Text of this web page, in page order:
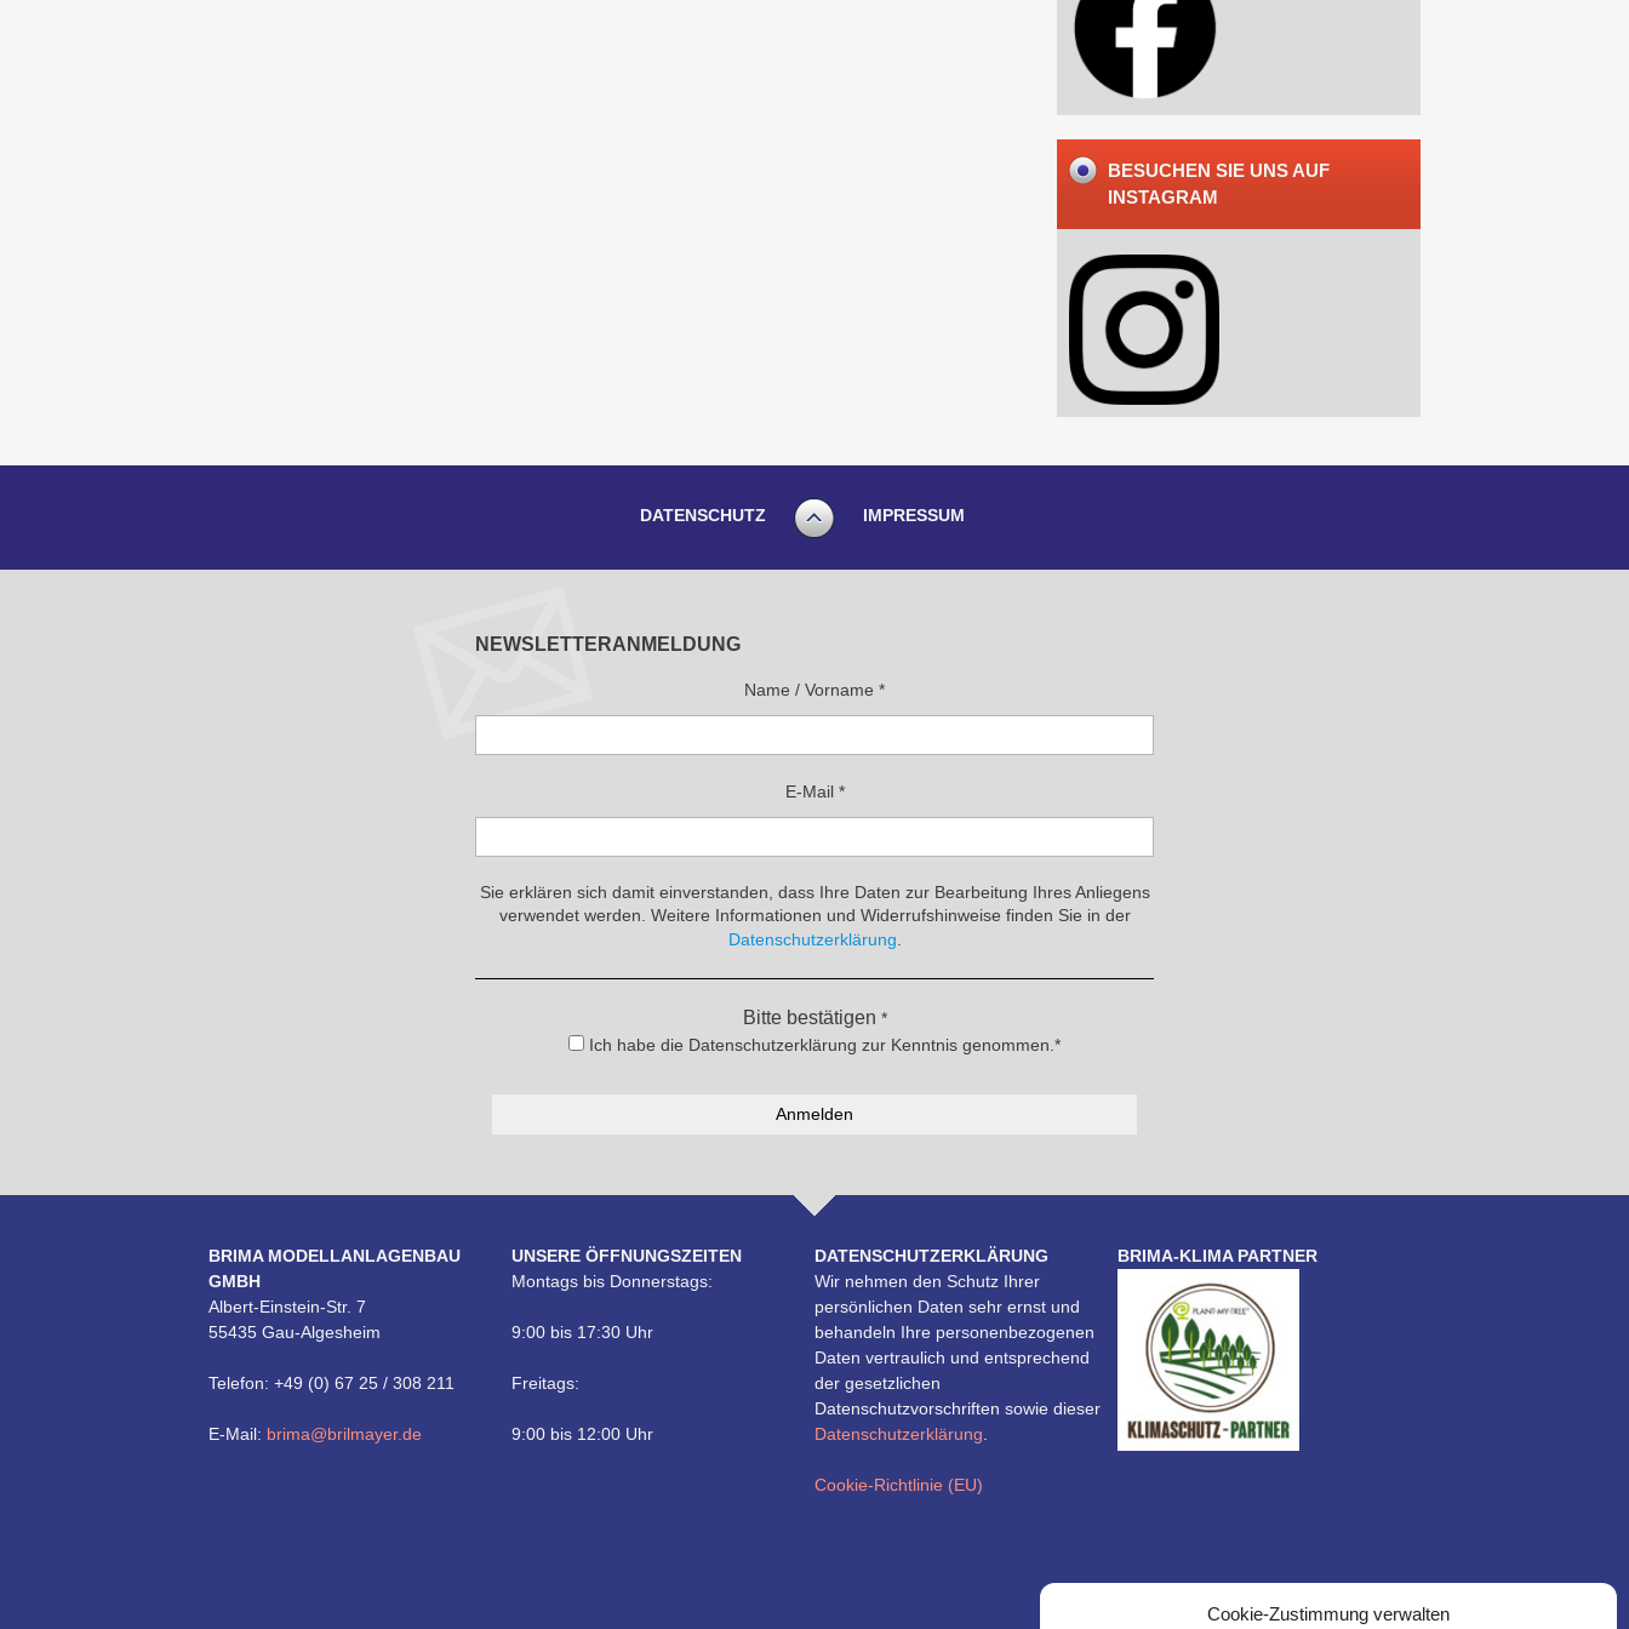
Cookie-Zustimmung verwalten
BESUCHEN SIE UNS AUF
INSTAGRAM
DATENSCHUTZ IMPRESSUM
NEWSLETTERANMELDUNG
Name / Vorname *
E-Mail *
Sie erklären sich damit einverstanden, dass Ihre Daten zur Bearbeitung Ihres Anliegens
verwendet werden. Weitere Informationen und Widerrufshinweise finden Sie in der
Datenschutzerklärung
Bitte bestätigen *
Ich habe die Datenschutzerklärung zur Kenntnis genommen.*
BRIMA MODELLANLAGENBAU
GMBH
Albert-Einstein-Str. 7
55435 Gau-Algesheim
Telefon: +49 (0) 67 25 / 308 211
E-Mail: brima@brilmayer.de
UNSERE ÖFFNUNGSZEITEN
Montags bis Donnerstags:
9:00 bis 17:30 Uhr
Freitags:
9:00 bis 12:00 Uhr
DATENSCHUTZERKLÄRUNG
Wir nehmen den Schutz Ihrer
persönlichen Daten sehr ernst und
behandeln Ihre personenbezogenen
Daten vertraulich und entsprechend
der gesetzlichen
Datenschutzvorschriften sowie dieser
Datenschutzerklärung
Cookie-Richtlinie (EU)
BRIMA-KLIMA PARTNER